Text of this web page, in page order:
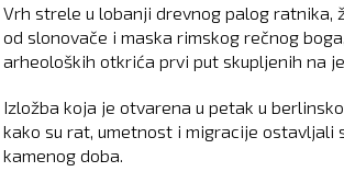
Vrh strele u lobanji drevnog palog ratnika,
od slonovače i maska rimskog rečnog
arheoloških otkrića prvi put skupljenih na
Izložba koja je otvarena u petak u
kako su rat, umetnost i migracije ostavljali
kamenog doba.